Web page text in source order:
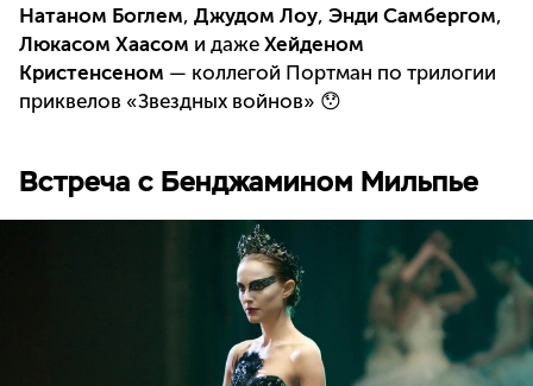
Натаном Боглем, Джудом Лоу, Энди Самбергом,
Люкасом Хаасом и даже Хейденом
Кристенсеном — коллегой Портман по трилогии
приквелов «Звездных войнов» 😯
Встреча с Бенджамином Мильпье